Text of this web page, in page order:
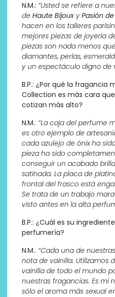
N.M.: “Usted se refiere a
de Haute Bijoux y Pasión de
hacen en los talleres
mejores piezas de joyería
piezas son nada menos
diamantes, perlas,
y un espectáculo digno de
B.P.: ¿Por qué la fragancia
Collection es más cara
cotizan más alto?
N.M.: “La caja del perfume
es otro ejemplo de
cada azulejo de ónix ha
pieza ha sido
conseguir un acabado
satinada. La placa de
frontal del frasco está
Se trata de un trabajo
visto antes en la alta
B.P.: ¿Cuál es su
perfumería?
N.M.: “Cada una de
nota de vainilla. Utilizamos
vainilla de todo el mundo
nuestras fragancias. Es mi
sólo el aroma más sexual